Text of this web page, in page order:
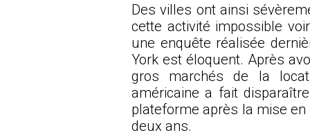
Des villes ont ainsi
cette activité impossible
une enquête réalisée
York est éloquent. Après
gros marchés de la
américaine a fait
plateforme après la mise
deux ans.